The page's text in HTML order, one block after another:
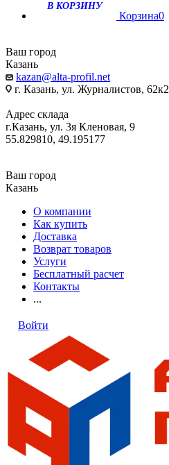
В КОРЗИНУ
Корзина0
Ваш город
Казань
kazan@alta-profil.net
г. Казань, ул. Журналистов, 62к2
Адрес склада
г.Казань, ул. 3я Кленовая, 9
55.829810, 49.195177
Ваш город
Казань
О компании
Как купить
Доставка
Возврат товаров
Услуги
Бесплатный расчет
Контакты
...
Войти